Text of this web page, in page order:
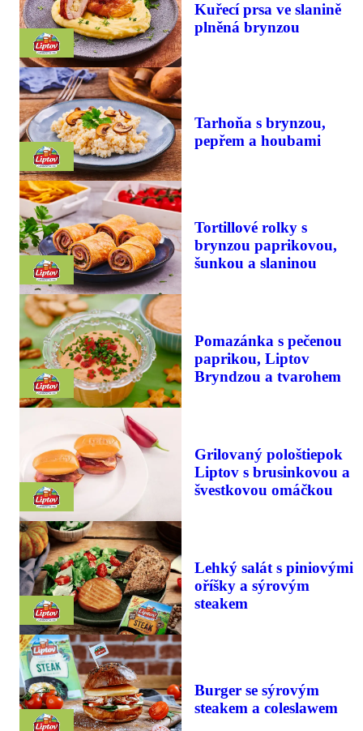
Kuřecí prsa ve slanině
plněná brynzou
Tarhoňa s brynzou,
pepřem a houbami
Tortillové rolky s
brynzou paprikovou,
šunkou a slaninou
Pomazánka s pečenou
paprikou, Liptov
Bryndzou a tvarohem
Grilovaný pološtiepok
Liptov s brusinkovou a
švestkovou omáčkou
Lehký salát s piniovými
oříšky a sýrovým
steakem
Burger se sýrovým
steakem a coleslawem